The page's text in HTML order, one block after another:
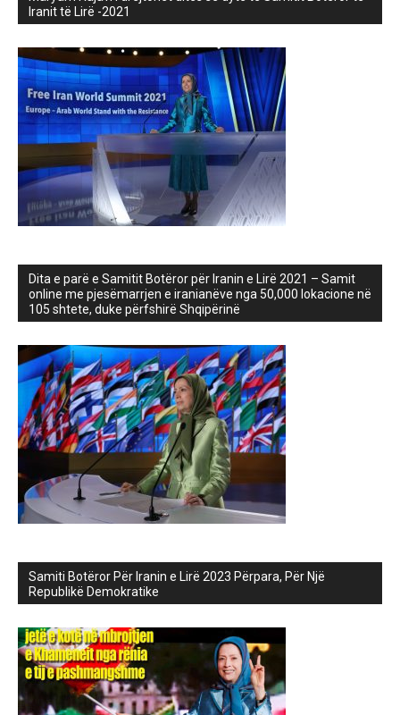
Iranit të Lirë -2021
Dita e parë e Samitit Botëror për Iranin e Lirë 2021 – Samit
online me pjesëmarrjen e iranianëve nga 50,000 lokacione në
105 shtete, duke përfshirë Shqipërinë
Samiti Botëror Për Iranin e Lirë 2023 Përpara, Për Një
Republikë Demokratike